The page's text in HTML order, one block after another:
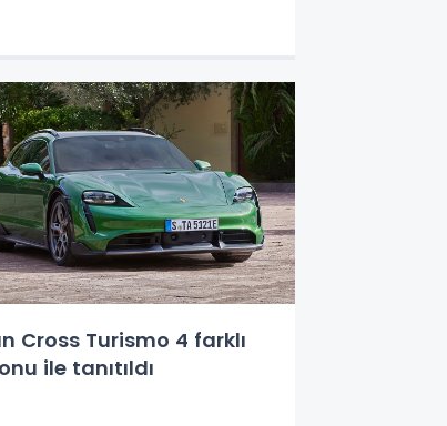
Cross Turismo 4 farklı
ile tanıtıldı